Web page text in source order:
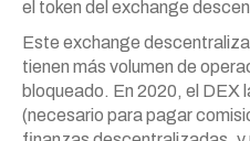
el token del exchange
Este exchange
tienen más volumen de
bloqueado. En 2020, el DEX
(necesario para pagar